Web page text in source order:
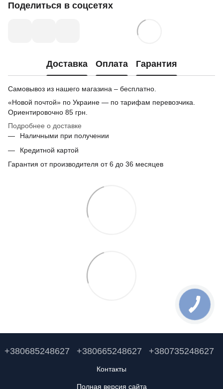
Поделиться в соцсетях
Доставка Оплата Гарантия
Самовывоз из нашего магазина – бесплатно.
«Новой почтой» по Украине — по тарифам перевозчика.
Ориентировочно 85 грн.
Подробнее о доставке
Наличными при получении
Кредитной картой
Гарантия от производителя от 6 до 36 месяцев
+380685248627 +380665248627 +380735248627
Контакты
Полная версия сайта